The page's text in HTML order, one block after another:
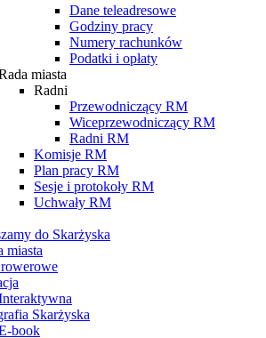
Dane teleadresowe
Godziny pracy
Numery rachunków
Podatki i opłaty
miasta
Radni
Przewodniczący RM
Wiceprzewodniczący RM
Radni RM
Komisje RM
Plan pracy RM
Sesje i protokoły RM
Uchwały RM
do Skarżyska
miasta
Skarżyska
book